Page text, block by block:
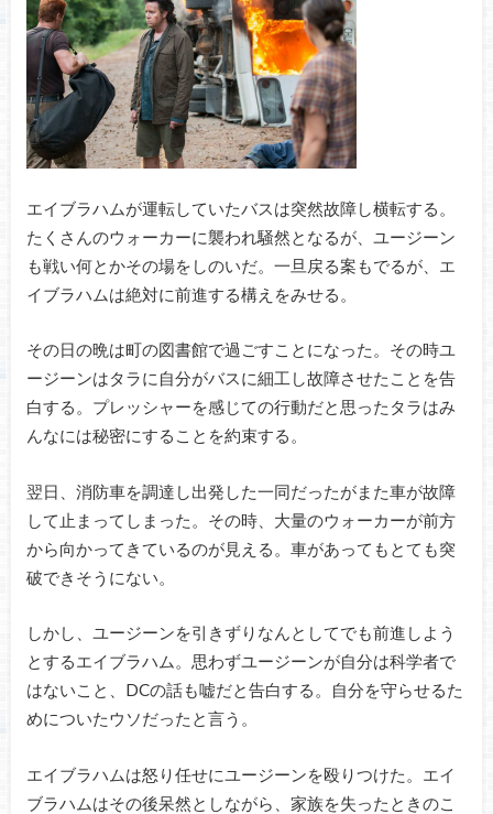
エイブラハムが運転していたバスは突然故障し横転する。
たくさんのウォーカーに襲われ騒然となるが、ユージーン
も戦い何とかその場をしのいだ。一旦戻る案もでるが、エ
イブラハムは絶対に前進する構えをみせる。
その日の晩は町の図書館で過ごすことになった。その時ユ
ージーンはタラに自分がバスに細工し故障させたことを告
白する。プレッシャーを感じての行動だと思ったタラはみ
んなには秘密にすることを約束する。
翌日、消防車を調達し出発した一同だったがまた車が故障
して止まってしまった。その時、大量のウォーカーが前方
から向かってきているのが見える。車があってもとても突
破できそうにない。
しかし、ユージーンを引きずりなんとしてでも前進しよう
とするエイブラハム。思わずユージーンが自分は科学者で
はないこと、DCの話も嘘だと告白する。自分を守らせるた
めについたウソだったと言う。
エイブラハムは怒り任せにユージーンを殴りつけた。エイ
ブラハムはその後呆然としながら、家族を失ったときのこ